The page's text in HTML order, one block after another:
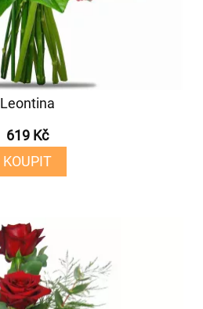
Leontina
619 Kč
KOUPIT